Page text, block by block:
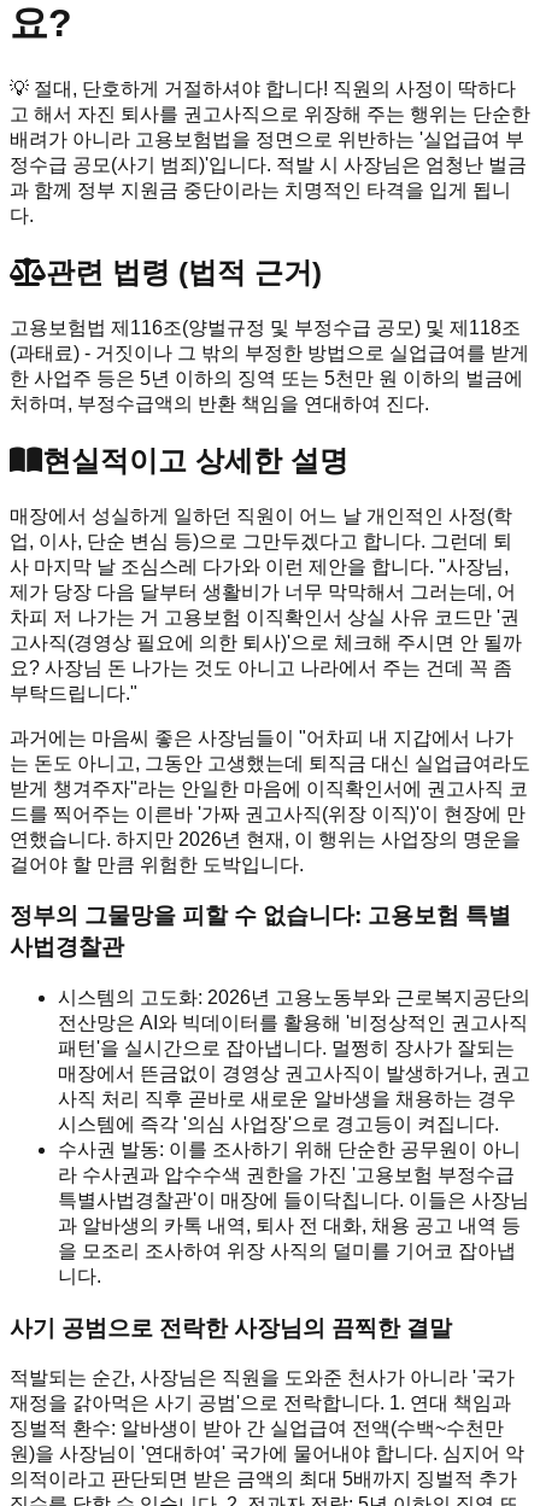
요?
💡 절대, 단호하게 거절하셔야 합니다! 직원의 사정이 딱하다
고 해서 자진 퇴사를 권고사직으로 위장해 주는 행위는 단순한
배려가 아니라 고용보험법을 정면으로 위반하는 '실업급여 부
정수급 공모(사기 범죄)'입니다. 적발 시 사장님은 엄청난 벌금
과 함께 정부 지원금 중단이라는 치명적인 타격을 입게 됩니
다.
관련 법령 (법적 근거)
고용보험법 제116조(양벌규정 및 부정수급 공모) 및 제118조
(과태료) - 거짓이나 그 밖의 부정한 방법으로 실업급여를 받게
한 사업주 등은 5년 이하의 징역 또는 5천만 원 이하의 벌금에
처하며, 부정수급액의 반환 책임을 연대하여 진다.
현실적이고 상세한 설명
매장에서 성실하게 일하던 직원이 어느 날 개인적인 사정(학
업, 이사, 단순 변심 등)으로 그만두겠다고 합니다. 그런데 퇴
사 마지막 날 조심스레 다가와 이런 제안을 합니다. "사장님,
제가 당장 다음 달부터 생활비가 너무 막막해서 그러는데, 어
차피 저 나가는 거 고용보험 이직확인서 상실 사유 코드만 '권
고사직(경영상 필요에 의한 퇴사)'으로 체크해 주시면 안 될까
요? 사장님 돈 나가는 것도 아니고 나라에서 주는 건데 꼭 좀
부탁드립니다."
과거에는 마음씨 좋은 사장님들이 "어차피 내 지갑에서 나가
는 돈도 아니고, 그동안 고생했는데 퇴직금 대신 실업급여라도
받게 챙겨주자"라는 안일한 마음에 이직확인서에 권고사직 코
드를 찍어주는 이른바 '가짜 권고사직(위장 이직)'이 현장에 만
연했습니다. 하지만 2026년 현재, 이 행위는 사업장의 명운을
걸어야 할 만큼 위험한 도박입니다.
정부의 그물망을 피할 수 없습니다: 고용보험 특별
사법경찰관
시스템의 고도화: 2026년 고용노동부와 근로복지공단의
전산망은 AI와 빅데이터를 활용해 '비정상적인 권고사직
패턴'을 실시간으로 잡아냅니다. 멀쩡히 장사가 잘되는
매장에서 뜬금없이 경영상 권고사직이 발생하거나, 권고
사직 처리 직후 곧바로 새로운 알바생을 채용하는 경우
시스템에 즉각 '의심 사업장'으로 경고등이 켜집니다.
수사권 발동: 이를 조사하기 위해 단순한 공무원이 아니
라 수사권과 압수수색 권한을 가진 '고용보험 부정수급
특별사법경찰관'이 매장에 들이닥칩니다. 이들은 사장님
과 알바생의 카톡 내역, 퇴사 전 대화, 채용 공고 내역 등
을 모조리 조사하여 위장 사직의 덜미를 기어코 잡아냅
니다.
사기 공범으로 전락한 사장님의 끔찍한 결말
적발되는 순간, 사장님은 직원을 도와준 천사가 아니라 '국가
재정을 갉아먹은 사기 공범'으로 전락합니다. 1. 연대 책임과
징벌적 환수: 알바생이 받아 간 실업급여 전액(수백~수천만
원)을 사장님이 '연대하여' 국가에 물어내야 합니다. 심지어 악
의적이라고 판단되면 받은 금액의 최대 5배까지 징벌적 추가